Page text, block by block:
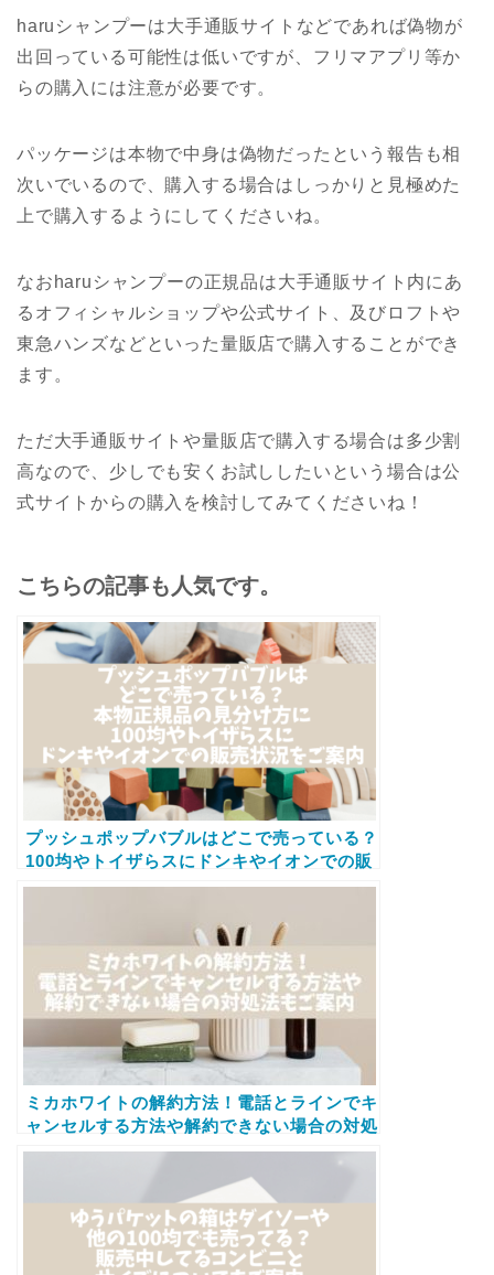
haruシャンプーは大手通販サイトなどであれば偽物が
出回っている可能性は低いですが、フリマアプリ等か
らの購入には注意が必要です。
パッケージは本物で中身は偽物だったという報告も相
次いでいるので、購入する場合はしっかりと見極めた
上で購入するようにしてくださいね。
なおharuシャンプーの正規品は大手通販サイト内にあ
るオフィシャルショップや公式サイト、及びロフトや
東急ハンズなどといった量販店で購入することができ
ます。
ただ大手通販サイトや量販店で購入する場合は多少割
高なので、少しでも安くお試ししたいという場合は公
式サイトからの購入を検討してみてくださいね！
こちらの記事も人気です。
プッシュポップバブルはどこで売っている？
100均やトイザらスにドンキやイオンでの販
売状況をご案内
ミカホワイトの解約方法！電話とラインでキ
ャンセルする方法や解約できない場合の対処
法もご案内